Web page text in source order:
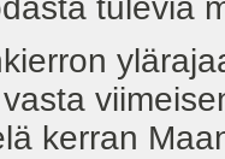
tulevia
kerran